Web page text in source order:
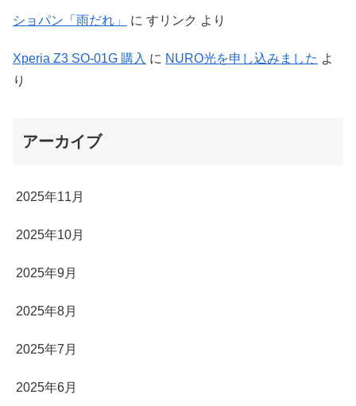
ショパン「雨だれ」 に すリンク より
Xperia Z3 SO-01G 購入 に NURO光を申し込みました よ
り
アーカイブ
2025年11月
2025年10月
2025年9月
2025年8月
2025年7月
2025年6月